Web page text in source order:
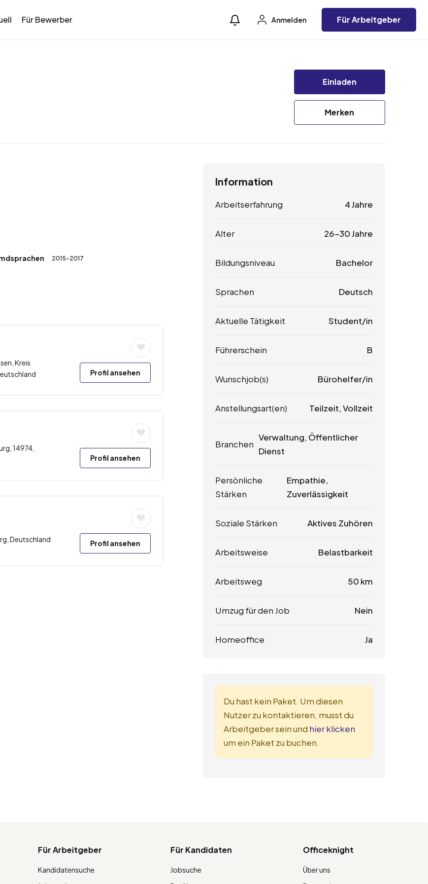
Für Bewerber Anmelden Für Arbeitgeber
Einladen
Merken
2015-2017
Kreis
Profil ansehen
14974,
Profil ansehen
Deutschland Profil ansehen
Information
Arbeitserfahrung 4 Jahre
Alter 26-30 Jahre
Bildungsniveau Bachelor
Sprachen Deutsch
Aktuelle Tätigkeit Student/in
Führerschein B
Wunschjob(s) Bürohelfer/in
Anstellungsart(en) Teilzeit, Vollzeit
Branchen
Verwaltung, Öffentlicher
Dienst
Persönliche
Stärken
Empathie,
Zuverlässigkeit
Soziale Stärken Aktives Zuhören
Arbeitsweise Belastbarkeit
Arbeitsweg 50 km
Umzug für den Job Nein
Homeoffice Ja
Du hast kein Paket. Um diesen
Nutzer zu kontaktieren, musst du
Arbeitgeber sein und hier klicken
um ein Paket zu buchen.
Für Arbeitgeber
Kandidatensuche
Für Kandidaten
Jobsuche
Officeknight
Über uns